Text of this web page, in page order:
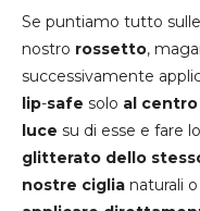
Se puntiamo tutto sulle
nostro rossetto,
successivamente
lip-safe solo al centro
luce su di esse e fare
glitterato dello
nostre ciglia naturali